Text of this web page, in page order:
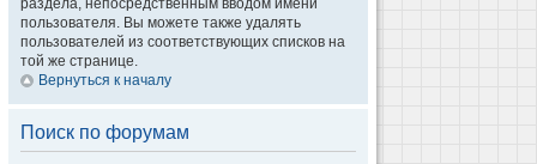
раздела, непосредственным вводом имени
пользователя. Вы можете также удалять
пользователей из соответствующих списков на
той же странице.
Вернуться к началу
Поиск по форумам